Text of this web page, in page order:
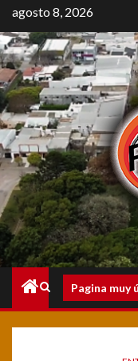
Saltar
al
contenido
agosto 8, 2026
Menú
principal
Pagina